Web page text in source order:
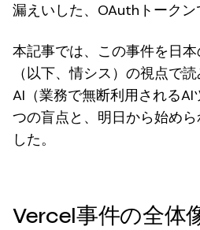
漏えいした、OAuthトークン
本記事では、この事件を日
（以下、情シス）の視点で
AI（業務で無断利用される
つの盲点と、明日から始め
した。
Vercel事件の全体